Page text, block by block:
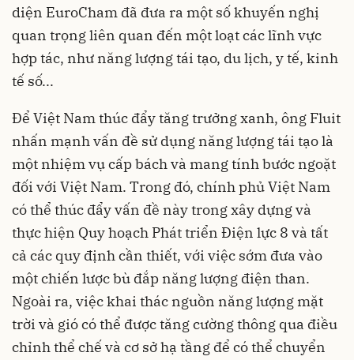
diện EuroCham đã đưa ra một số khuyến nghị
quan trọng liên quan đến một loạt các lĩnh vực
hợp tác, như năng lượng tái tạo, du lịch, y tế, kinh
tế số...
Để Việt Nam thúc đẩy tăng trưởng xanh, ông Fluit
nhấn mạnh vấn đề sử dụng năng lượng tái tạo là
một nhiệm vụ cấp bách và mang tính bước ngoặt
đối với Việt Nam. Trong đó, chính phủ Việt Nam
có thể thúc đẩy vấn đề này trong xây dựng và
thực hiện Quy hoạch Phát triển Điện lực 8 và tất
cả các quy định cần thiết, với việc sớm đưa vào
một chiến lược bù đắp năng lượng điện than.
Ngoài ra, việc khai thác nguồn năng lượng mặt
trời và gió có thể được tăng cường thông qua điều
chỉnh thể chế và cơ sở hạ tầng để có thể chuyển